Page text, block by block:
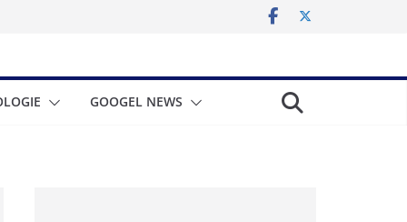
GOOGEL NEWS